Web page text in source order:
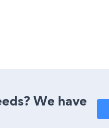
We have